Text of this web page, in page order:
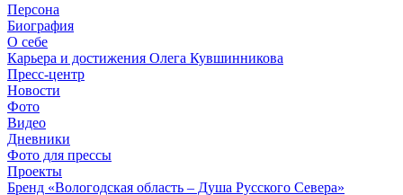
Персона
Биография
О себе
Карьера и достижения Олега Кувшинникова
Пресс-центр
Новости
Фото
Видео
Дневники
Фото для прессы
Проекты
Бренд «Вологодская область – Душа Русского Севера»